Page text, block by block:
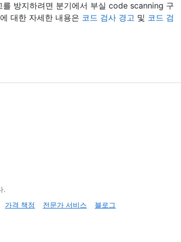
방지하려면 분기에서 부실 code scanning 구
대한 자세한 내용은 코드 검사 경고 및 코드 검
.
가격 책정 전문가 서비스 블로그